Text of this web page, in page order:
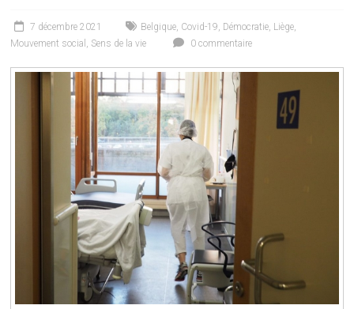
7 décembre 2021 Belgique, Covid-19, Démocratie, Liège,
Mouvement social , Sens de la vie 0 commentaire